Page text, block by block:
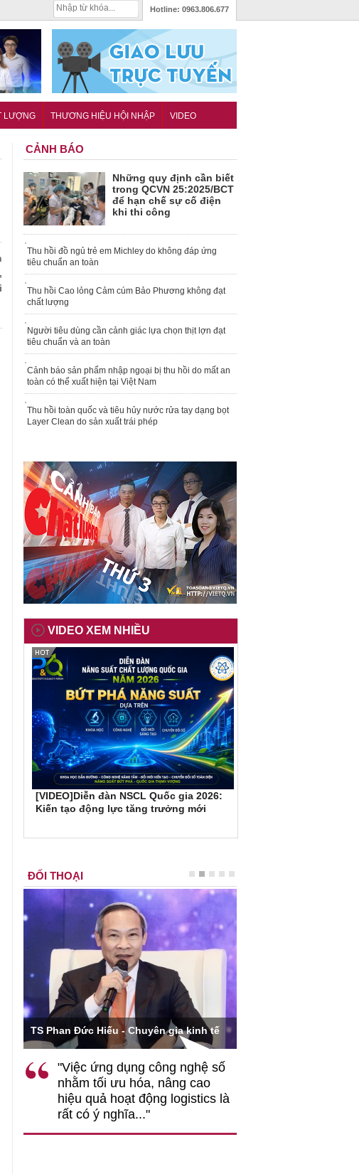
Hotline: 0963.806.677
LƯỢNG THƯƠNG HIỆU HỘI NHẬP VIDEO
CẢNH BÁO
Những quy định cần biết
trong QCVN 25:2025/BCT
để hạn chế sự cố điện
khi thi công
Thu hồi đồ ngủ trẻ em Michley do không đáp ứng
tiêu chuẩn an toàn
Thu hồi Cao lỏng Cảm cúm Bảo Phương không đạt
chất lượng
Người tiêu dùng cần cảnh giác lựa chọn thịt lợn đạt
tiêu chuẩn và an toàn
Cảnh báo sản phẩm nhập ngoại bị thu hồi do mất an
toàn có thể xuất hiện tại Việt Nam
Thu hồi toàn quốc và tiêu hủy nước rửa tay dạng bọt
Layer Clean do sản xuất trái phép
VIDEO XEM NHIỀU
[VIDEO]Diễn đàn NSCL Quốc gia 2026:
Kiến tạo động lực tăng trưởng mới
ĐỐI THOẠI
TS Phan Đức Hiếu - Chuyên gia kinh tế
"Việc ứng dụng công nghệ số
nhằm tối ưu hóa, nâng cao
hiệu quả hoạt động logistics là
rất có ý nghĩa..."